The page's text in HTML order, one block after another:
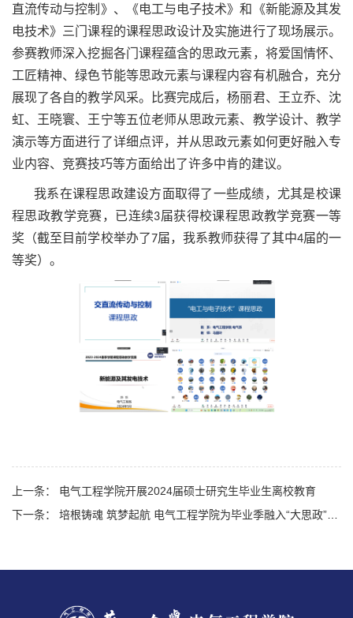
直流传动与控制》、《电工与电子技术》和《新能源及其发
电技术》三门课程的课程思政设计及实施进行了现场展示。
参赛教师深入挖掘各门课程蕴含的思政元素，将爱国情怀、
工匠精神、绿色节能等思政元素与课程内容有机融合，充分
展现了各自的教学风采。比赛完成后，杨丽君、王立乔、沈
虹、王晓寰、王宁等五位老师从思政元素、教学设计、教学
演示等方面进行了详细点评，并从思政元素如何更好融入专
业内容、竞赛技巧等方面给出了许多中肯的建议。
我系在课程思政建设方面取得了一些成绩，尤其是校课
程思政教学竞赛，已连续3届获得校课程思政教学竞赛一等
奖（截至目前学校举办了7届，我系教师获得了其中4届的一
等奖）。
上一条： 电气工程学院开展2024届硕士研究生毕业生离校教育